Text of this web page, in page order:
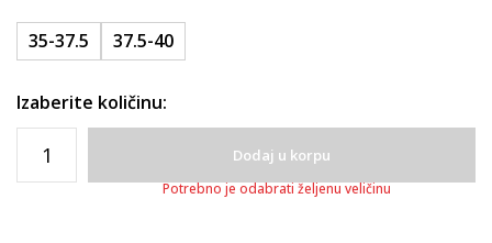
35-37.5 37.5-40
Izaberite količinu:
Dodaj u korpu
Potrebno je odabrati željenu veličinu